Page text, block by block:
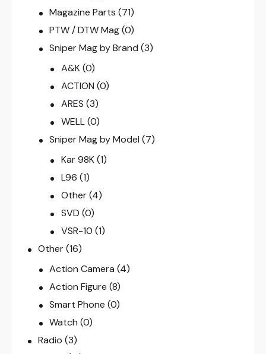
Magazine Parts (71)
PTW / DTW Mag (0)
Sniper Mag by Brand (3)
A&K (0)
ACTION (0)
ARES (3)
WELL (0)
Sniper Mag by Model (7)
Kar 98K (1)
L96 (1)
Other (4)
SVD (0)
VSR-10 (1)
Other(16)
Action Camera (4)
Action Figure (8)
Smart Phone (0)
Watch (0)
Radio (3)